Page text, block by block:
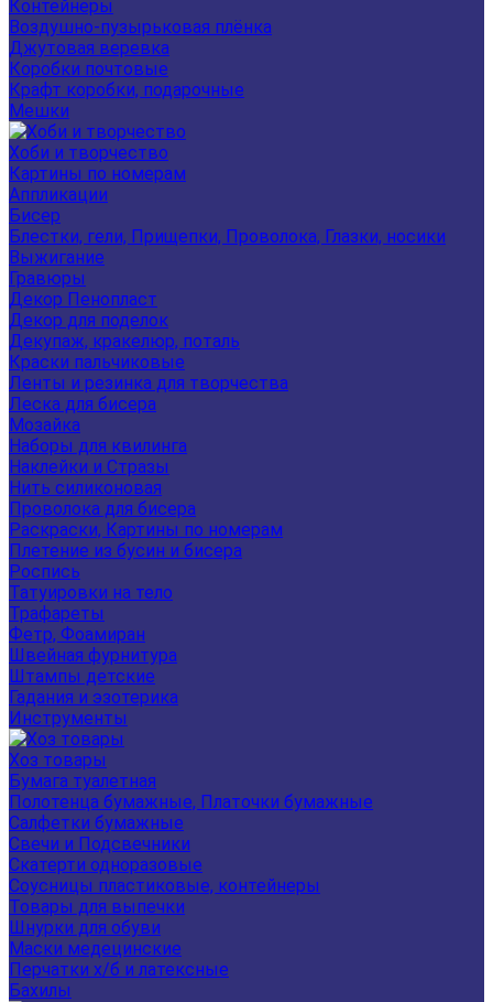
Контейнеры
Воздушно-пузырьковая плёнка
Джутовая веревка
Коробки почтовые
Крафт коробки, подарочные
Мешки
Хоби и творчество
Картины по номерам
Аппликации
Бисер
Блестки, гели, Прищепки, Проволока, Глазки, носики
Выжигание
Гравюры
Декор Пенопласт
Декор для поделок
Декупаж, кракелюр, поталь
Краски пальчиковые
Ленты и резинка для творчества
Леска для бисера
Мозайка
Наборы для квилинга
Наклейки и Стразы
Нить силиконовая
Проволока для бисера
Раскраски, Картины по номерам
Плетение из бусин и бисера
Роспись
Татуировки на тело
Трафареты
Фетр, Фоамиран
Швейная фурнитура
Штампы детские
Гадания и эзотерика
Инструменты
Хоз товары
Бумага туалетная
Полотенца бумажные, Платочки бумажные
Салфетки бумажные
Свечи и Подсвечники
Скатерти одноразовые
Соусницы пластиковые, контейнеры
Товары для выпечки
Шнурки для обуви
Маски медецинские
Перчатки х/б и латексные
Бахилы